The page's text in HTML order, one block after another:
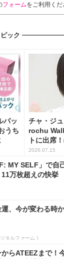
フォームをご利用くだ
ック
パッ
うち
チャ・ジ
rochu
トに出席
2026.07.15
MY SELF」で自
万枚超えの快挙
、今が変わる時
タルファーム )
からATEEZまで！